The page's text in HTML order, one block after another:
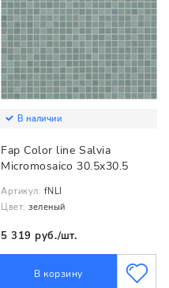
В наличии
Fap Color line Salvia
Micromosaico 30.5x30.5
Артикул: fNLI
Цвет: зеленый
5 319 руб./шт.
В корзину